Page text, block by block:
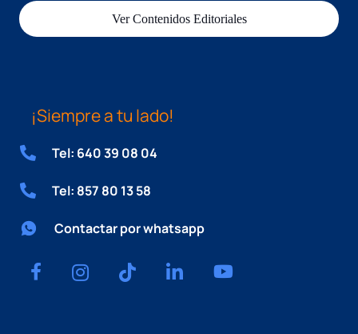
Ver Contenidos Editoriales
¡Siempre a tu lado!
Tel: 640 39 08 04
Tel: 857 80 13 58
Contactar por whatsapp